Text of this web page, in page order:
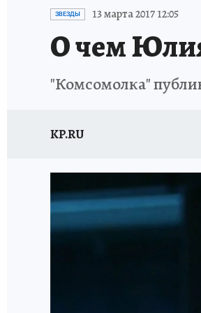
ИСПЫТАНО НА
ЗВЕЗДЫ 13 марта 2017 12:05
О чем
"Комсомолка"
KP.RU